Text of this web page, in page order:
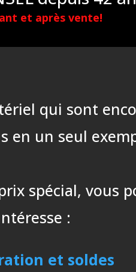
et après vente!
qui sont
en un seul
spécial, vous
:
et soldes